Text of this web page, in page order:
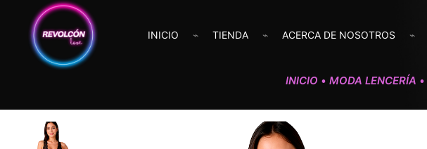
INICIO TIENDA ACERCA DE NOSOTROS
INICIO • MODA LENCERÍA •